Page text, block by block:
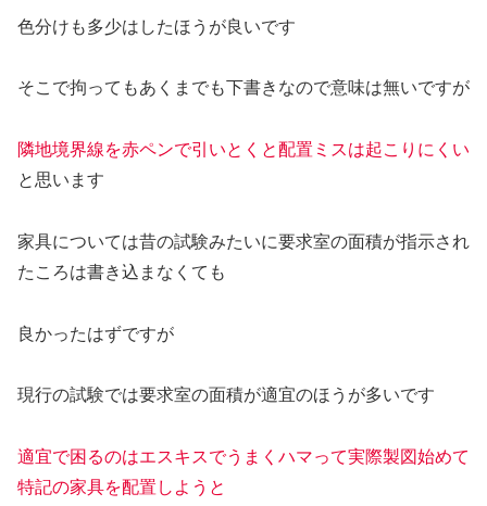
色分けも多少はしたほうが良いです
そこで拘ってもあくまでも下書きなので意味は無いですが
隣地境界線を赤ペンで引いとくと配置ミスは起こりにくい
と思います
家具については昔の試験みたいに要求室の面積が指示され
たころは書き込まなくても
良かったはずですが
現行の試験では要求室の面積が適宜のほうが多いです
適宜で困るのはエスキスでうまくハマって実際製図始めて
特記の家具を配置しようと